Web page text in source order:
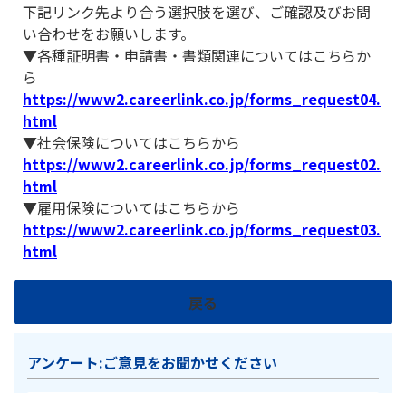
下記リンク先より合う選択肢を選び、ご確認及びお問
い合わせをお願いします。
▼各種証明書・申請書・書類関連についてはこちらか
ら
https://www2.careerlink.co.jp/forms_request04.
html
▼社会保険についてはこちらから
https://www2.careerlink.co.jp/forms_request02.
html
▼雇用保険についてはこちらから
https://www2.careerlink.co.jp/forms_request03.
html
戻る
アンケート:ご意見をお聞かせください